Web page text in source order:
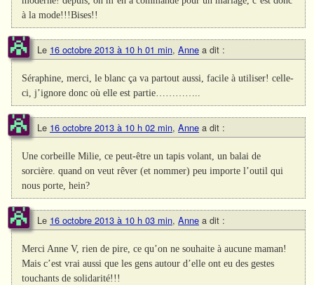
à la mode!!!Bises!!
Le 16 octobre 2013 à 10 h 01 min, Anne a dit :
Séraphine, merci, le blanc ça va partout aussi, facile à utiliser! celle-
ci, j’ignore donc où elle est partie…………..
Le 16 octobre 2013 à 10 h 02 min, Anne a dit :
Une corbeille Milie, ce peut-être un tapis volant, un balai de
sorcière. quand on veut rêver (et nommer) peu importe l’outil qui
nous porte, hein?
Le 16 octobre 2013 à 10 h 03 min, Anne a dit :
Merci Anne V, rien de pire, ce qu’on ne souhaite à aucune maman!
Mais c’est vrai aussi que les gens autour d’elle ont eu des gestes
touchants de solidarité!!!